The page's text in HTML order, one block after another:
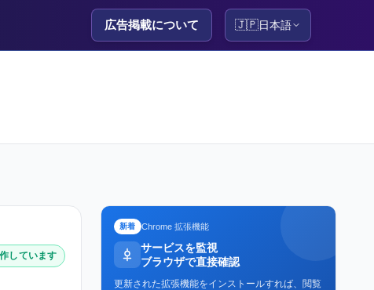
広告掲載について 🇯🇵日本語
しています
新着 Chrome 拡張機能
サービスを監視
ブラウザで直接確認
更新された拡張機能をインストールすれば、閲覧